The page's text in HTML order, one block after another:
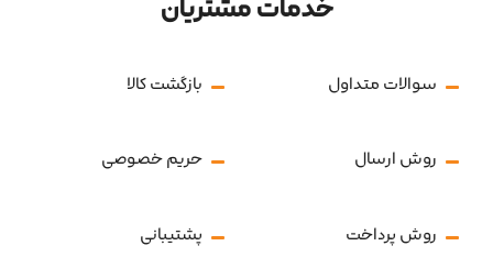
سوالات متداول بازگشت کالا
روش ارسال حریم خصوصی
روش پرداخت پشتیبانی